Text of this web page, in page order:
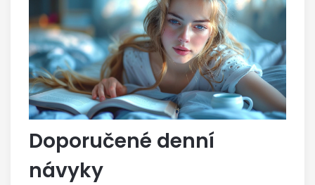
Doporučené denní
návyky